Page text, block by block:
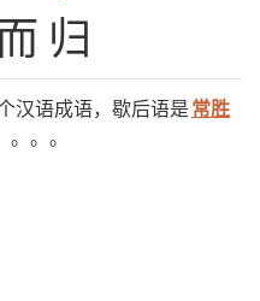
归
汉语成语，歇后语是常胜
。。